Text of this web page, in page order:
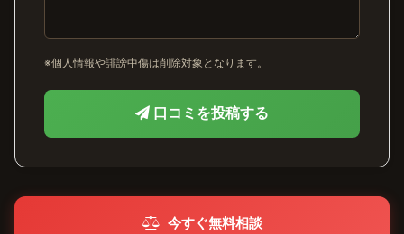
※個人情報や誹謗中傷は削除対象となります。
口コミを投稿する
今すぐ無料相談